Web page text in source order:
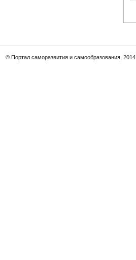
© Портал саморазвития и самообразования, 2014